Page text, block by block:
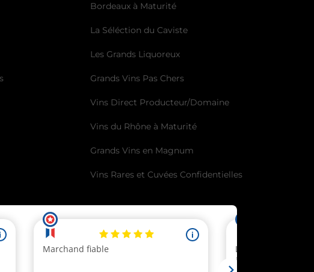
Bordeaux à Maturité
La Séléction du Caviste
Les Grands Liquoreux
Grands Vins Pas Chers
Vins Direct Producteur/Domaine
Vins du Rhône à Maturité
Grands Vins en Magnum
Vins Rares et Cuvées Confidentielles